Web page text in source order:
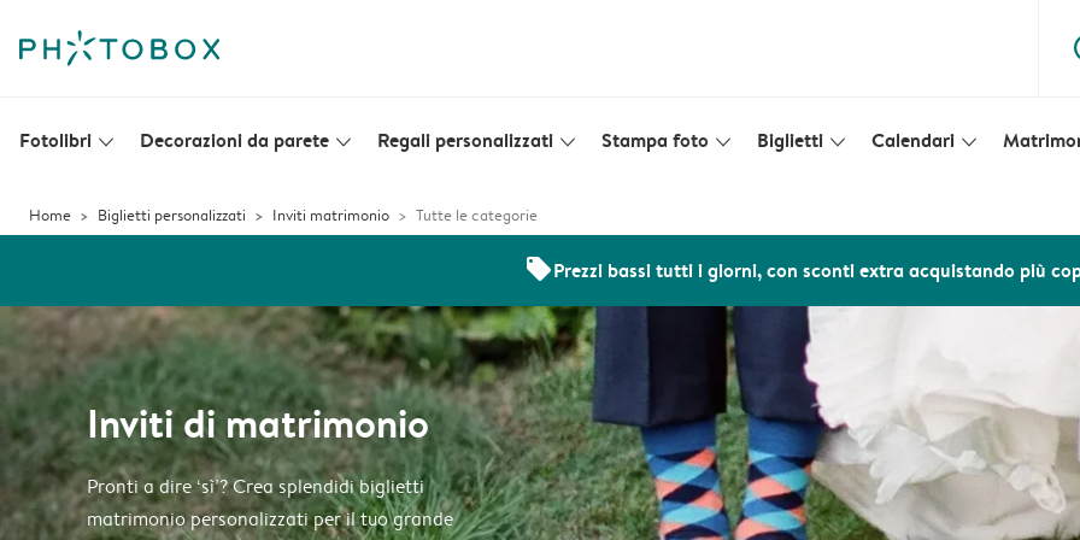
Fotolibri slim_arrow_down Decorazioni da parete slim_arrow_down Regali personalizzati slim_arrow_down Stampa foto slim_arrow_down Biglietti slim_arrow_down Calendari slim_arrow_down
Home Biglietti personalizzati Inviti matrimonio Tutte le categorie
offersPrezzi bassi tutti i giorni, con sconti extra acquistando più
Inviti di matrimonio
Pronti a dire ‘sì’? Crea splendidi biglietti
matrimonio personalizzati per il tuo grande